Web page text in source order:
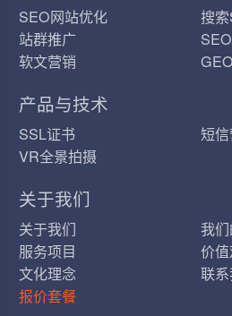
SEO网站优化
搜
站群推广
软文营销
产品与技术
SSL证书
短
VR全景拍摄
关于我们
关于我们
我
服务项目
价
文化理念
联
报价套餐